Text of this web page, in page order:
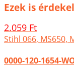
Ezek is
2.059 Ft
Stihl 066, MS650,
0000-120-1654-